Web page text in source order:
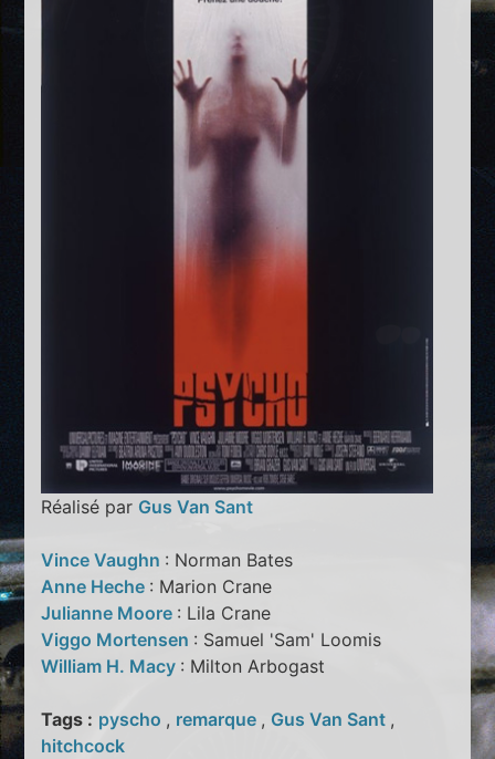
Réalisé par Gus Van Sant
Vince Vaughn : Norman Bates
Anne Heche : Marion Crane
Julianne Moore : Lila Crane
Viggo Mortensen : Samuel 'Sam' Loomis
William H. Macy : Milton Arbogast
Tags : pyscho , remarque , Gus Van Sant ,
hitchcock